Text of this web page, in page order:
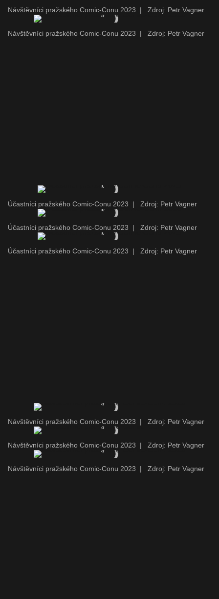
Návštěvníci pražského Comic-Conu 2023 | Zdroj: Petr Vagner
Návštěvníci pražského Comic-Conu 2023 | Zdroj: Petr Vagner
Účastníci pražského Comic-Conu 2023 | Zdroj: Petr Vagner
Účastníci pražského Comic-Conu 2023 | Zdroj: Petr Vagner
Účastníci pražského Comic-Conu 2023 | Zdroj: Petr Vagner
Návštěvníci pražského Comic-Conu 2023 | Zdroj: Petr Vagner
Návštěvníci pražského Comic-Conu 2023 | Zdroj: Petr Vagner
Návštěvníci pražského Comic-Conu 2023 | Zdroj: Petr Vagner